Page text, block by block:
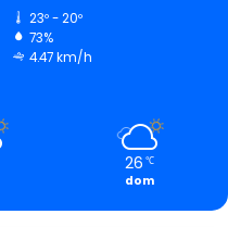
23º - 20º
73%
4.47 km/h
26 ℃
dom